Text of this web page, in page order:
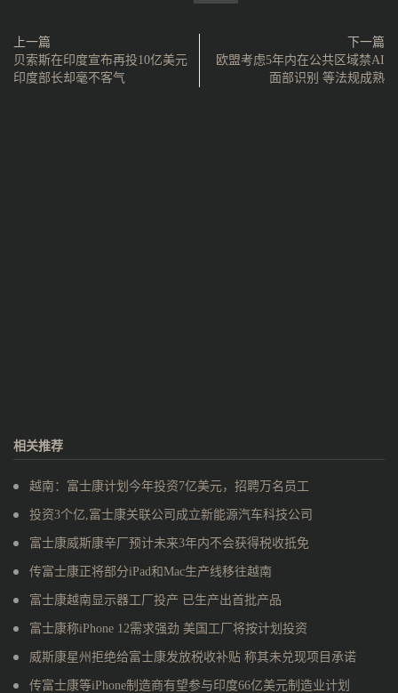
上一篇
贝索斯在印度宣布再投10亿美元
印度部长却毫不客气
下一篇
欧盟考虑5年内在公共区域禁AI
面部识别 等法规成熟
相关推荐
越南：富士康计划今年投资7亿美元，招聘万名员工
投资3个亿,富士康关联公司成立新能源汽车科技公司
富士康威斯康辛厂预计未来3年内不会获得税收抵免
传富士康正将部分iPad和Mac生产线移往越南
富士康越南显示器工厂投产 已生产出首批产品
富士康称iPhone 12需求强劲 美国工厂将按计划投资
威斯康星州拒绝给富士康发放税收补贴 称其未兑现项目承诺
传富士康等iPhone制造商有望参与印度66亿美元制造业计划